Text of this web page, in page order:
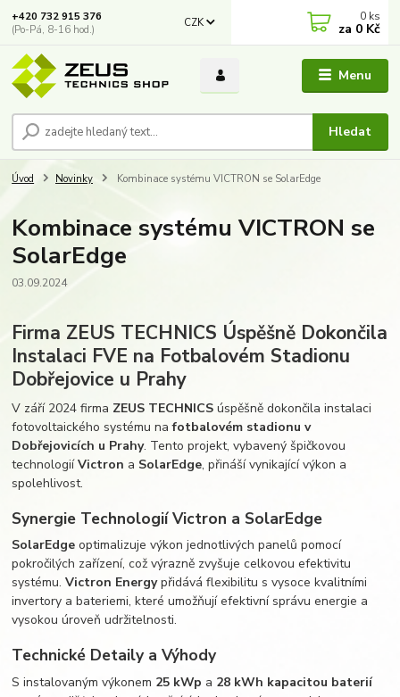
Menu
CZK
Hledat
+420 732 915 376
(Po-Pá, 8-16 hod.)
0 ks
za 0 Kč
Úvod Novinky Kombinace systému VICTRON se SolarEdge
Kombinace systému VICTRON se
SolarEdge
03.09.2024
Firma ZEUS TECHNICS Úspěšně Dokončila
Instalaci FVE na Fotbalovém Stadionu
Dobřejovice u Prahy
V září 2024 firma ZEUS TECHNICS úspěšně dokončila instalaci
fotovoltaického systému nafotbalovém stadionu v
Dobřejovicích u Prahy. Tento projekt, vybavený špičkovou
technologiíVictron a SolarEdge, přináší vynikající výkon a
spolehlivost.
Synergie Technologií Victron a SolarEdge
SolarEdge optimalizuje výkon jednotlivých panelů pomocí
pokročilých zařízení, což výrazně zvyšuje celkovou efektivitu
systému.Victron Energypřidává flexibilitu s vysoce kvalitními
invertory a bateriemi, které umožňují efektivní správu energie a
vysokou úroveň udržitelnosti.
Technické Detaily a Výhody
S instalovaným výkonem 25 kWp a 28 kWh kapacitou baterií